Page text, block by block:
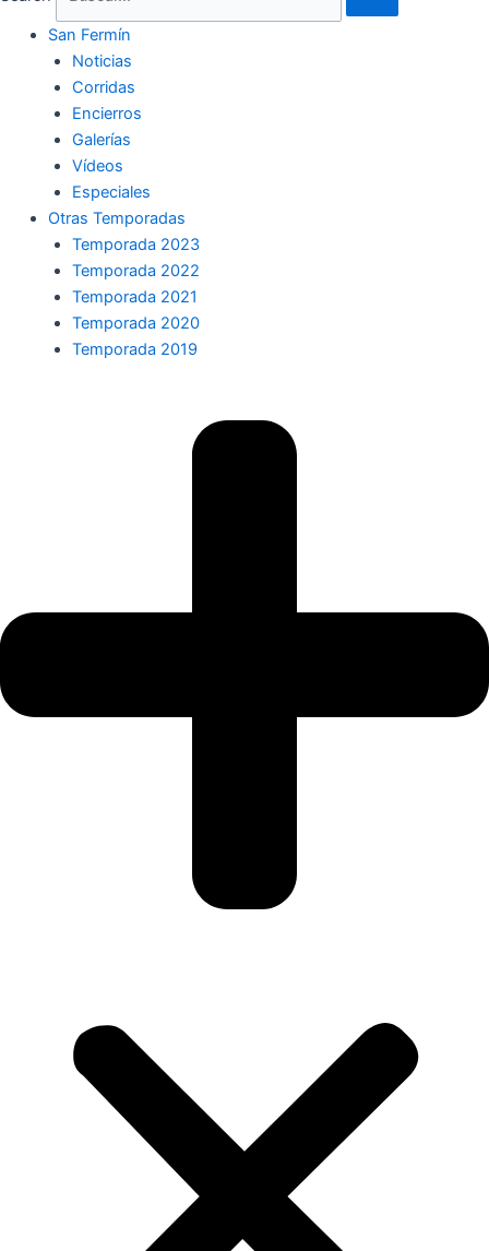
San Fermín
Noticias
Corridas
Encierros
Galerías
Vídeos
Especiales
Otras Temporadas
Temporada 2023
Temporada 2022
Temporada 2021
Temporada 2020
Temporada 2019